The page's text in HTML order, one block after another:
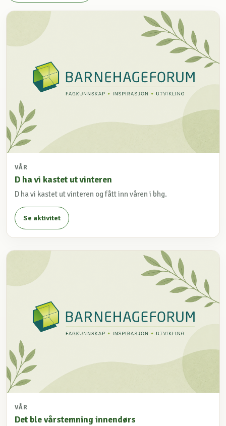
VÅR
D ha vi kastet ut vinteren
D ha vi kastet ut vinteren og fått inn våren i bhg.
Se aktivitet
VÅR
Det ble vårstemning innendørs